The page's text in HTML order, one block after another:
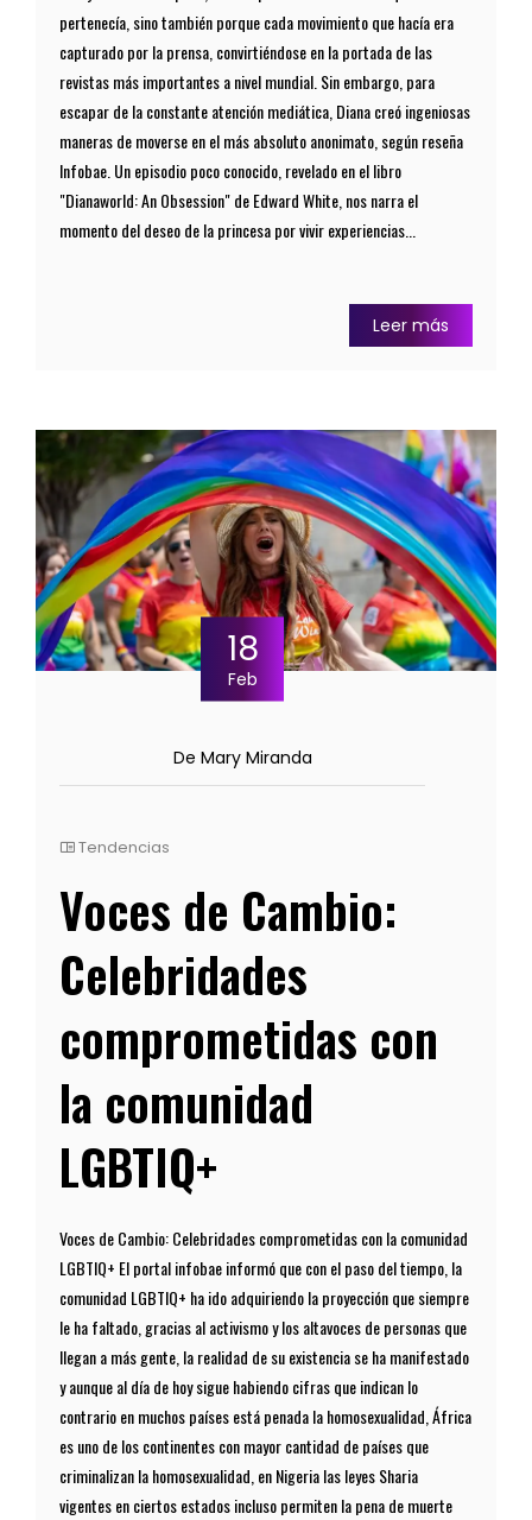
pertenecía, sino también porque cada movimiento que hacía era
capturado por la prensa, convirtiéndose en la portada de las
revistas más importantes a nivel mundial. Sin embargo, para
escapar de la constante atención mediática, Diana creó ingeniosas
maneras de moverse en el más absoluto anonimato, según reseña
Infobae. Un episodio poco conocido, revelado en el libro
"Dianaworld: An Obsession" de Edward White, nos narra el
momento del deseo de la princesa por vivir experiencias...
Leer más
18
Feb
De Mary Miranda
Tendencias
Voces de Cambio:
Celebridades
comprometidas con
la comunidad
LGBTIQ+
Voces de Cambio: Celebridades comprometidas con la comunidad
LGBTIQ+ El portal infobae informó que con el paso del tiempo, la
comunidad LGBTIQ+ ha ido adquiriendo la proyección que siempre
le ha faltado, gracias al activismo y los altavoces de personas que
llegan a más gente, la realidad de su existencia se ha manifestado
y aunque al día de hoy sigue habiendo cifras que indican lo
contrario en muchos países está penada la homosexualidad, África
es uno de los continentes con mayor cantidad de países que
criminalizan la homosexualidad, en Nigeria las leyes Sharia
vigentes en ciertos estados incluso permiten la pena de muerte